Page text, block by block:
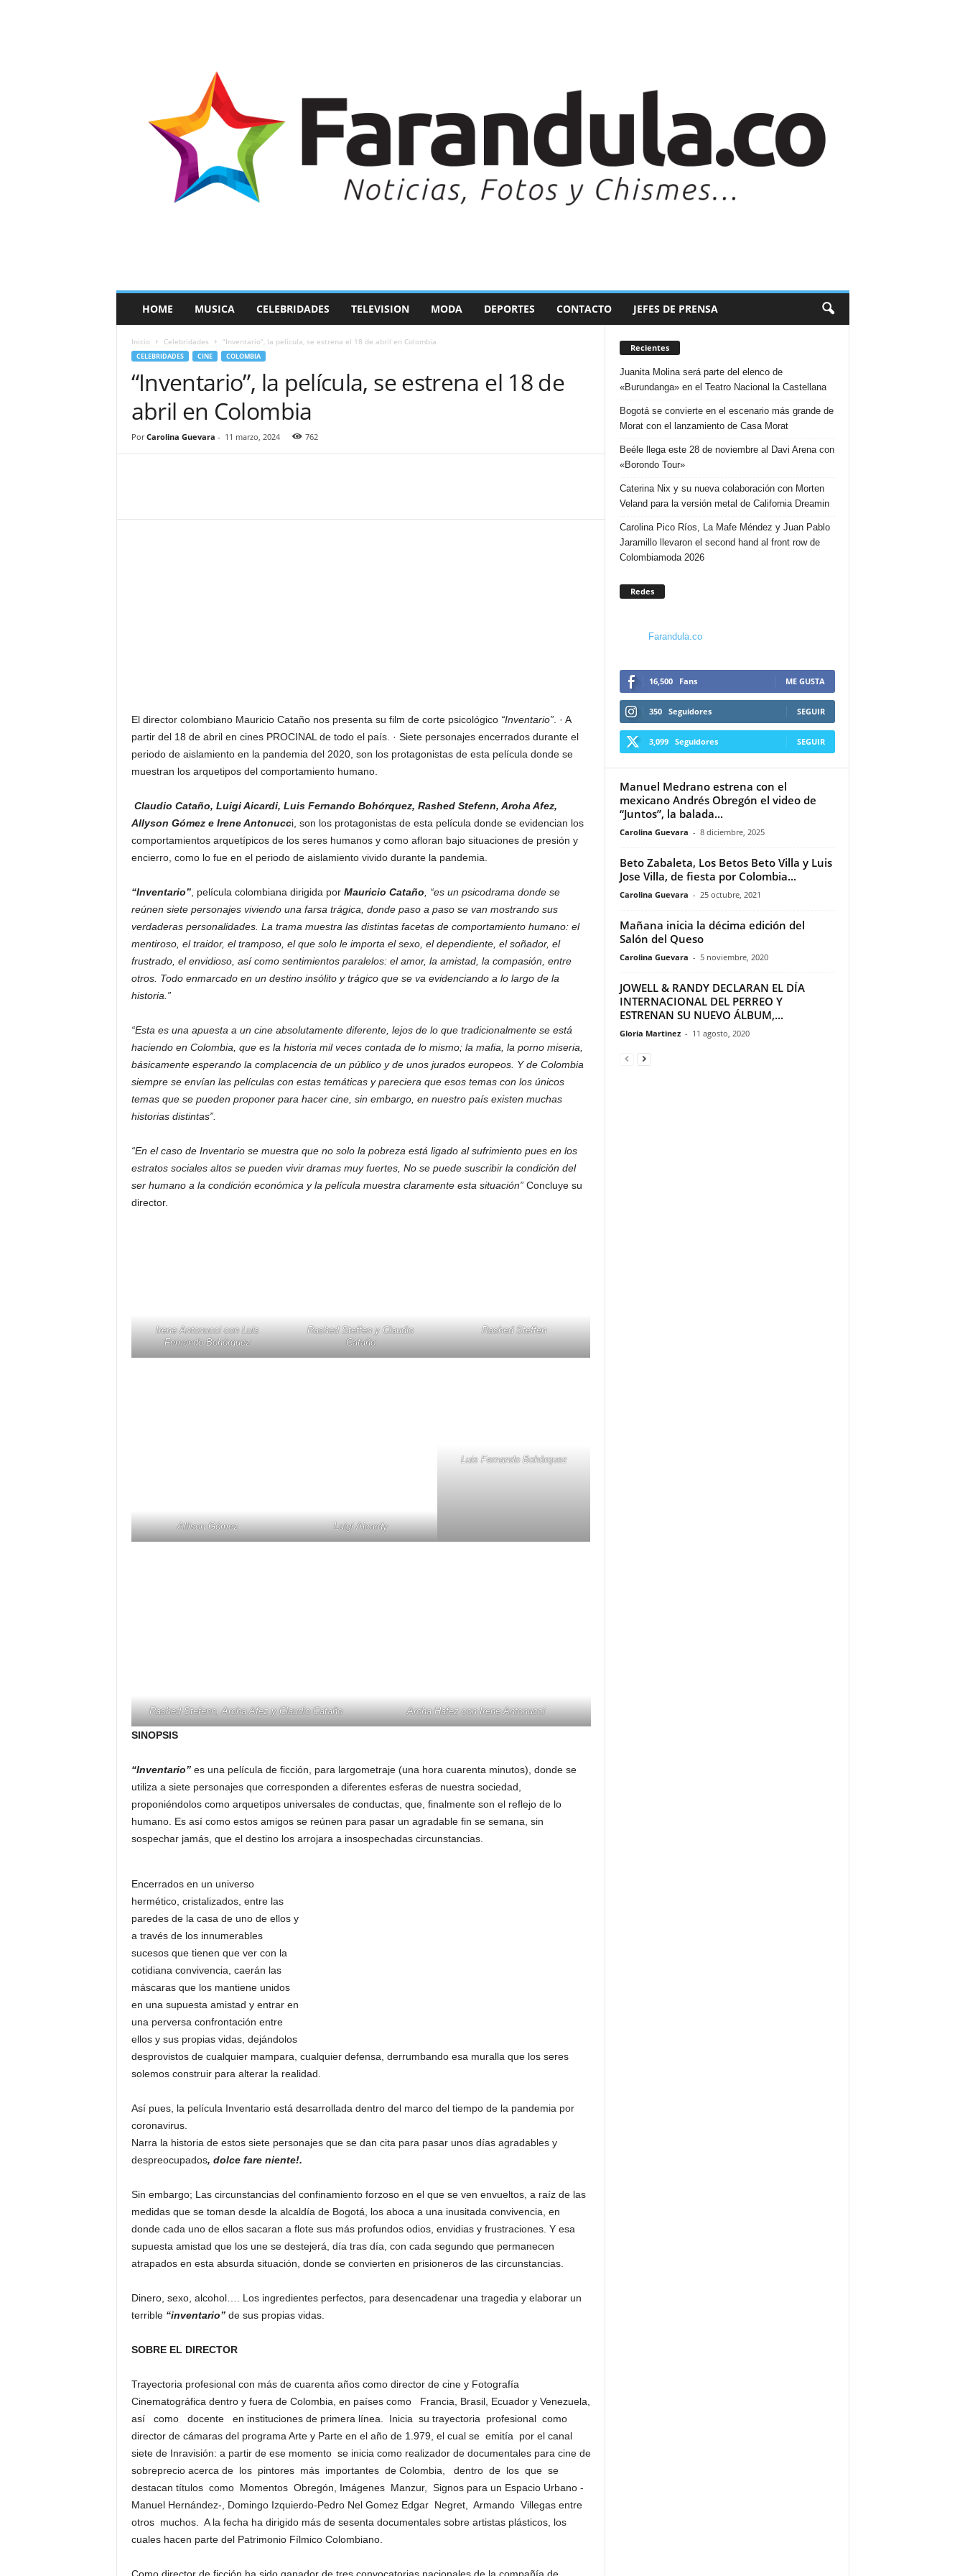
a
HOME MUSICA CELEBRIDADES TELEVISION MODA DEPORTES CONTACTO JEFES DE PRENSA
Inicio Celebridades “Inventario”, la película, se estrena el 18 de abril en Colombia
CELEBRIDADES CINE COLOMBIA
“Inventario”, la película, se estrena el 18 de
abril en Colombia
Por Carolina Guevara - 11 marzo, 2024 762
El director colombiano Mauricio Cataño nos presenta su film de corte psicológico “Inventario”. · A
partir del 18 de abril en cines PROCINAL de todo el país. · Siete personajes encerrados durante el
periodo de aislamiento en la pandemia del 2020, son los protagonistas de esta película donde se
muestran los arquetipos del comportamiento humano.
Claudio Cataño, Luigi Aicardi, Luis Fernando Bohórquez, Rashed Stefenn, Aroha Afez,
Allyson Gómez e Irene Antonucci, son los protagonistas de esta película donde se evidencian los
comportamientos arquetípicos de los seres humanos y como afloran bajo situaciones de presión y
encierro, como lo fue en el periodo de aislamiento vivido durante la pandemia.
“Inventario”, película colombiana dirigida por Mauricio Cataño , “es un psicodrama donde se
reúnen siete personajes viviendo una farsa trágica, donde paso a paso se van mostrando sus
verdaderas personalidades. La trama muestra las distintas facetas de comportamiento humano: el
mentiroso, el traidor, el tramposo, el que solo le importa el sexo, el dependiente, el soñador, el
frustrado, el envidioso, así como sentimientos paralelos: el amor, la amistad, la compasión, entre
otros. Todo enmarcado en un destino insólito y trágico que se va evidenciando a lo largo de la
historia.”
“Esta es una apuesta a un cine absolutamente diferente, lejos de lo que tradicionalmente se está
haciendo en Colombia, que es la historia mil veces contada de lo mismo; la mafia, la porno miseria,
básicamente esperando la complacencia de un público y de unos jurados europeos. Y de Colombia
siempre se envían las películas con estas temáticas y pareciera que esos temas con los únicos
temas que se pueden proponer para hacer cine, sin embargo, en nuestro país existen muchas
historias distintas”.
“En el caso de Inventario se muestra que no solo la pobreza está ligado al sufrimiento pues en los
estratos sociales altos se pueden vivir dramas muy fuertes, No se puede suscribir la condición del
ser humano a la condición económica y la película muestra claramente esta situación”Concluye su
director.
Irene Antonucci con Luis
Fernando Bohórquez
Rashed Steffen y Claudio
Cataño
Rashed Steffen
Allison Gómez Luigi Aicardy
Luis Fernando Bohórquez
Rashed Stefenn, Aroha Afez y Claudio Cataño Aroha Hafez con Irene Antonucci
SINOPSIS
“Inventario”es una película de ficción, para largometraje (una hora cuarenta minutos), donde se
utiliza a siete personajes que corresponden a diferentes esferas de nuestra sociedad,
proponiéndolos como arquetipos universales de conductas, que, finalmente son el reflejo de lo
humano. Es así como estos amigos se reúnen para pasar un agradable fin se semana, sin
sospechar jamás, que el destino los arrojara a insospechadas circunstancias.
Encerrados en un universo
hermético, cristalizados, entre las
paredes de la casa de uno de ellos y
a través de los innumerables
sucesos que tienen que ver con la
cotidiana convivencia, caerán las
máscaras que los mantiene unidos
en una supuesta amistad y entrar en
una perversa confrontación entre
ellos y sus propias vidas, dejándolos
desprovistos de cualquier mampara, cualquier defensa, derrumbando esa muralla que los seres
solemos construir para alterar la realidad.
Así pues, la película Inventario está desarrollada dentro del marco del tiempo de la pandemia por
coronavirus.
Narra la historia de estos siete personajes que se dan cita para pasar unos días agradables y
despreocupados, dolce fare niente!.
Sin embargo; Las circunstancias del confinamiento forzoso en el que se ven envueltos, a raíz de las
medidas que se toman desde la alcaldía de Bogotá, los aboca a una inusitada convivencia, en
donde cada uno de ellos sacaran a flote sus más profundos odios, envidias y frustraciones. Y esa
supuesta amistad que los une se destejerá, día tras día, con cada segundo que permanecen
atrapados en esta absurda situación, donde se convierten en prisioneros de las circunstancias.
Dinero, sexo, alcohol…. Los ingredientes perfectos, para desencadenar una tragedia y elaborar un
terrible “inventario”de sus propias vidas.
SOBRE EL DIRECTOR
Trayectoria profesional con más de cuarenta años como director de cine y Fotografía
Cinematográfica dentro y fuera de Colombia, en países como Francia, Brasil, Ecuador y Venezuela,
así como docente en instituciones de primera línea. Inicia su trayectoria profesional como
director de cámaras del programa Arte y Parte en el año de 1.979, el cual se emitía por el canal
siete de Inravisión: a partir de ese momento se inicia como realizador de documentales para cine de
sobreprecio acerca de los pintores más importantes de Colombia, dentro de los que se
destacan títulos como Momentos Obregón, Imágenes Manzur, Signos para un Espacio Urbano -
Manuel Hernández-, Domingo Izquierdo-Pedro Nel Gomez Edgar Negret, Armando Villegas entre
otros muchos. A la fecha ha dirigido más de sesenta documentales sobre artistas plásticos, los
cuales hacen parte del Patrimonio Fílmico Colombiano.
Recientes
Juanita Molina será parte del elenco de
«Burundanga» en el Teatro Nacional la Castellana
Bogotá se convierte en el escenario más grande de
Morat con el lanzamiento de Casa Morat
Beéle llega este 28 de noviembre al Davi Arena con
«Borondo Tour»
Caterina Nix y su nueva colaboración con Morten
Veland para la versión metal de California Dreamin
Carolina Pico Ríos, La Mafe Méndez y Juan Pablo
Jaramillo llevaron el second hand al front row de
Colombiamoda 2026
Redes
Farandula.co
16,500 Fans ME GUSTA
350 Seguidores SEGUIR
3,099 Seguidores SEGUIR
Manuel Medrano estrena con el
mexicano Andrés Obregón el video de
“Juntos”, la balada...
Carolina Guevara - 8 diciembre, 2025
Beto Zabaleta, Los Betos Beto Villa y Luis
Jose Villa, de fiesta por Colombia...
Carolina Guevara - 25 octubre, 2021
Mañana inicia la décima edición del
Salón del Queso
Carolina Guevara - 5 noviembre, 2020
JOWELL & RANDY DECLARAN EL DÍA
INTERNACIONAL DEL PERREO Y
ESTRENAN SU NUEVO ÁLBUM,...
Gloria Martinez - 11 agosto, 2020